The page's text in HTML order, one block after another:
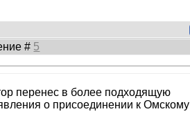
# 5
перенес в более подходящую
о присоединении к Омскому